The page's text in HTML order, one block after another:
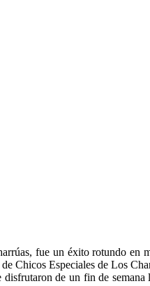
fue un éxito rotundo en
Chicos Especiales de Los
de un fin de